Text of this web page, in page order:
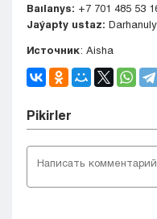
Baılanys: +7 701 485 53
Jaýapty ustaz:
Источник: Aisha
Pіkіrler